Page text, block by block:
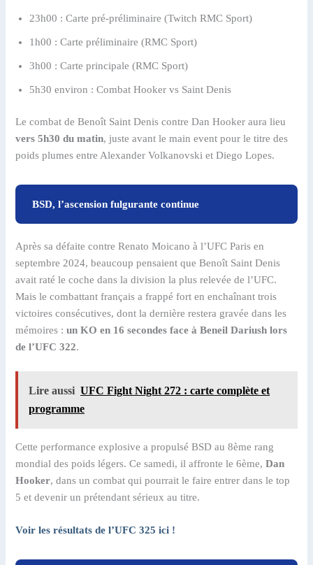
23h00 : Carte pré-préliminaire (Twitch RMC Sport)
1h00 : Carte préliminaire (RMC Sport)
3h00 : Carte principale (RMC Sport)
5h30 environ : Combat Hooker vs Saint Denis
Le combat de Benoît Saint Denis contre Dan Hooker aura lieu
vers 5h30 du matin, juste avant le main event pour le titre des
poids plumes entre Alexander Volkanovski et Diego Lopes.
BSD, l’ascension fulgurante continue
Après sa défaite contre Renato Moicano à l’UFC Paris en
septembre 2024, beaucoup pensaient que Benoît Saint Denis
avait raté le coche dans la division la plus relevée de l’UFC.
Mais le combattant français a frappé fort en enchaînant trois
victoires consécutives, dont la dernière restera gravée dans les
mémoires :un KO en 16 secondes face à Beneil Dariush lors
de l’UFC 322.
Lire aussi UFC Fight Night 272 : carte complète et
programme
Cette performance explosive a propulsé BSD au 8ème rang
mondial des poids légers. Ce samedi, il affronte le 6ème,Dan
Hooker, dans un combat qui pourrait le faire entrer dans le top
5 et devenir un prétendant sérieux au titre.
Voir les résultats de l’UFC 325 ici !